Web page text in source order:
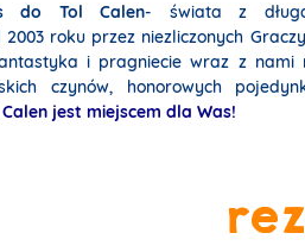
do Tol Calen- świata z
2003 roku przez niezliczonych
i pragniecie wraz z nami
czynów, honorowych
jest miejscem dla Was!